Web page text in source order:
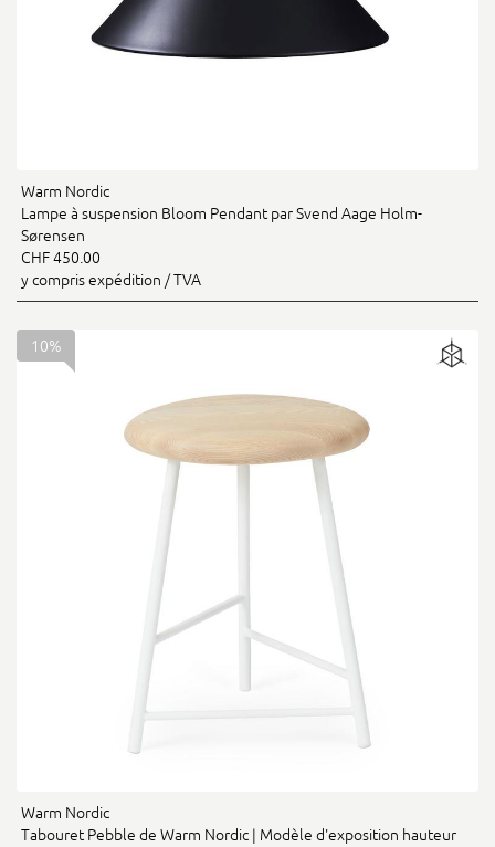
Warm Nordic
Lampe à suspension Bloom Pendant par Svend Aage Holm-
Sørensen
CHF 450.00
y compris expédition / TVA
10%
Warm Nordic
Tabouret Pebble de Warm Nordic | Modèle d'exposition hauteur